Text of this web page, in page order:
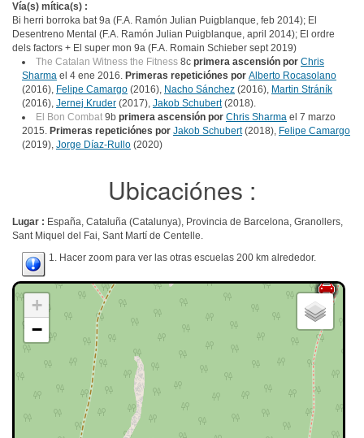
Vía(s) mítica(s) :
Bi herri borroka bat 9a (F.A. Ramón Julian Puigblanque, feb 2014); El
Desentreno Mental (F.A. Ramón Julian Puigblanque, april 2014); El ordre
dels factors + El super mon 9a (F.A. Romain Schieber sept 2019)
The Catalan Witness the Fitness 8c primera ascensión por Chris
Sharma el 4 ene 2016. Primeras repeticiónes por Alberto Rocasolano
(2016), Felipe Camargo (2016), Nacho Sánchez (2016), Martin Stráník
(2016), Jernej Kruder (2017), Jakob Schubert(2018).
El Bon Combat 9b primera ascensión por Chris Sharma el 7 marzo
2015. Primeras repeticiónes por Jakob Schubert(2018), Felipe Camargo
(2019), Jorge Díaz-Rullo (2020)
Ubicaciónes :
Lugar : España, Cataluña (Catalunya), Provincia de Barcelona, Granollers,
Sant Miquel del Fai, Sant Martí de Centelle.
1. Hacer zoom para ver las otras escuelas 200 km alrededor.
+
−